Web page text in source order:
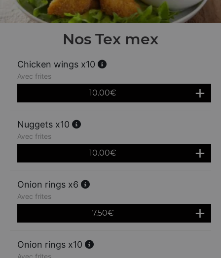
Nos Tex mex
Chicken wings x10
Avec frites
10.00€
Nuggets x10
Avec frites
10.00€
Onion rings x6
Avec frites
7.50€
Onion rings x10
Avec frites